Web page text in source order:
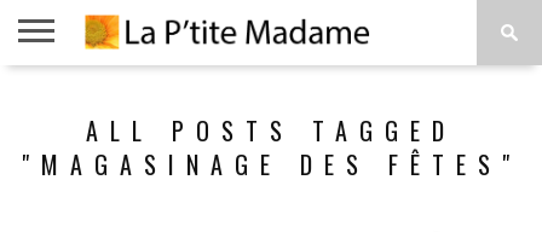
VIVRE
PROPOSALL POSTS TAGGED
"MAGASINAGE DES FÊTES"